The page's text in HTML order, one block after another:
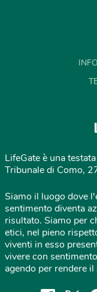
LifeGate è una
Tribunale di Como,
Siamo il luogo dove
sentimento diventa
risultato. Siamo per
etici, nel pieno
viventi in esso
vivere con
agendo per rendere